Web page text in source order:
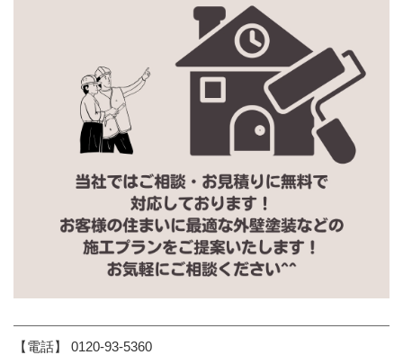
【電話】 0120-93-5360